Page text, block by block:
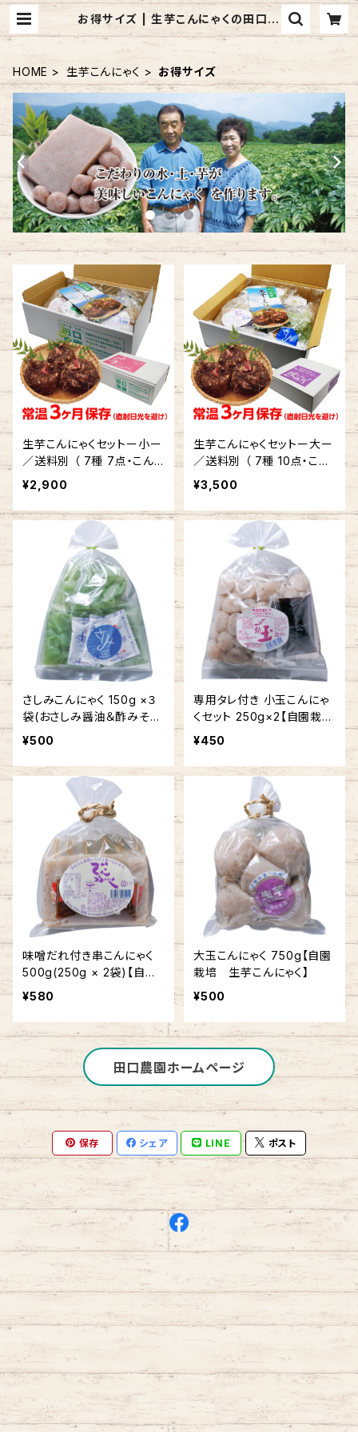
お得サイズ | 生芋こんにゃくの田口農
園
HOME 生芋こんにゃく お得サイズ
生芋こんにゃくセットー小ー
／送料別 （ 7種 7点・こん
にゃく総重量3kgオーバー）
【自園栽培 生芋こんにゃ
く】
¥2,900
生芋こんにゃくセットー大ー
／送料別 （ 7種 10点・こん
にゃく総重量4kgオーバー）
【自園栽培 生芋こんにゃ
く】
¥3,500
さしみこんにゃく 150g ×３
袋(おさしみ醤油＆酢みそ付
き) 【自園栽培 生芋こんに
¥500
専用タレ付き 小玉こんにゃ
くセット 250g×2【自園栽
培 生芋こんにゃく 三分
¥450
味噌だれ付き串こんにゃく
500g(250g × 2袋)【自園
栽培 生芋こんにゃく】
¥580
大玉こんにゃく 750g【自園
栽培 生芋こんにゃく】
¥500
田口農園ホームページ
保存 シェア LINE ポスト